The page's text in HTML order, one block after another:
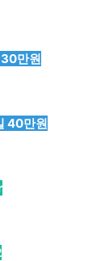
만원
40만원